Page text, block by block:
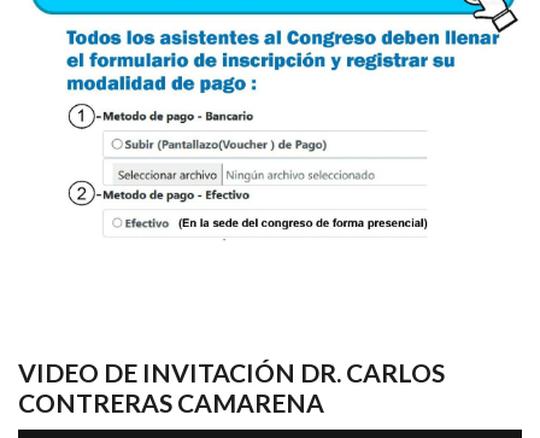
VIDEO DE INVITACIÓN DR. CARLOS
CONTRERAS CAMARENA